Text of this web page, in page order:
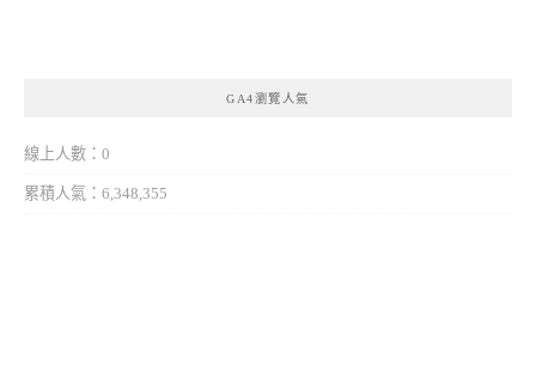
GA4瀏覽人氣
線上人數：0
累積人氣：6,348,355